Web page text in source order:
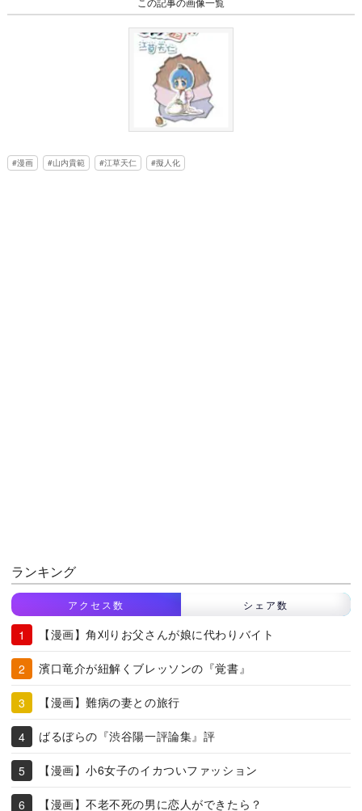
漫画 山内貴範 江草天仁 擬人化
ランキング
アクセス数 シェア数
【漫画】角刈りお父さんが娘に代わりバイト
濱口竜介が紐解くブレッソンの『覚書』
【漫画】難病の妻との旅行
ばるぼらの『渋谷陽一評論集』評
【漫画】小6女子のイカついファッション
【漫画】不老不死の男に恋人ができたら？